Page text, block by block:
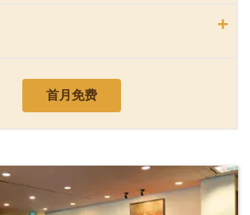
+
首月免费